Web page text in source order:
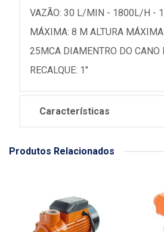
VAZÃO: 30 L/MIN - 1800L/H -
MÁXIMA: 8 M ALTURA
25MCA DIAMENTRO DO CANO
RECALQUE: 1"
Características
Produtos Relacionados